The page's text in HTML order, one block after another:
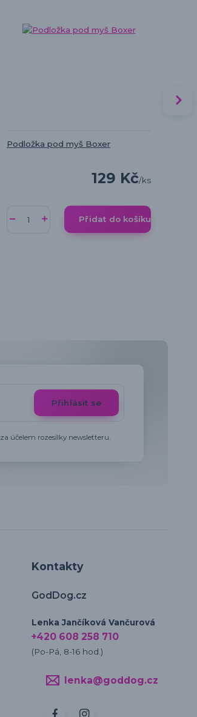
Podložka pod myš Boxer
129 Kč/ks
Přidat do košíku
Přihlásit se
za účelem rozesílky newsletteru.
Kontakty
GodDog.cz
Lenka Jančíková Vančurová
+420 608 258 710
(Po-Pá, 8-16 hod.)
lenka@goddog.cz